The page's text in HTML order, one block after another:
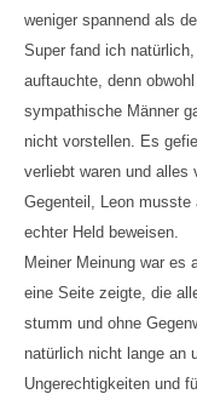
weniger spannend als
Super fand ich
auftauchte, denn
sympathische Männer
nicht vorstellen. Es
verliebt waren und alles
Gegenteil, Leon musste
echter Held beweisen.
Meiner Meinung war es
eine Seite zeigte, die
stumm und ohne
natürlich nicht lange an
Ungerechtigkeiten und